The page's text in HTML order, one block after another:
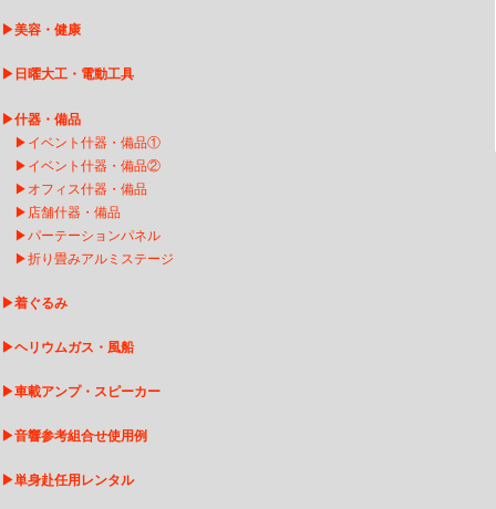
▶美容・健康
▶ 日曜大工・電動工具
▶什器・備品
▶ イベント什器・備品①
▶ イベント什器・備品②
▶ オフィス什器・備品
▶ 店舗什器・備品
▶パーテーションパネル
▶折り畳みアルミステージ
▶着ぐるみ
▶ヘリウムガス・風船
▶車載アンプ・スピーカー
▶音響参考組合せ使用例
▶単身赴任用レンタル